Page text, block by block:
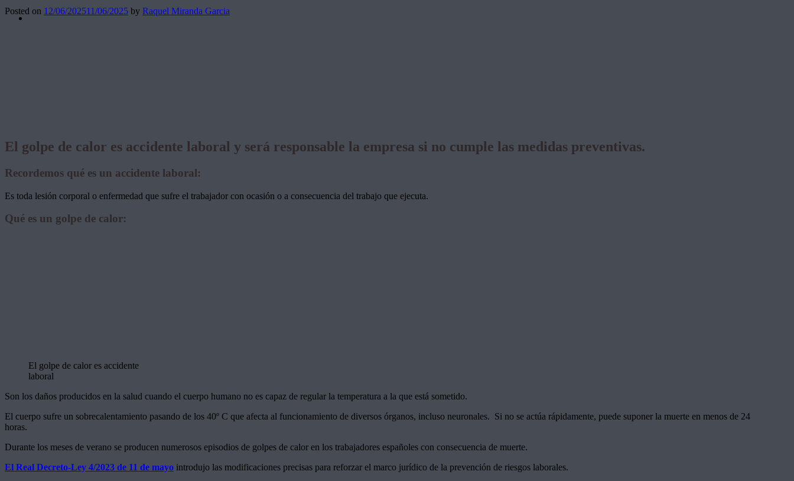
Posted on 12/06/202511/06/2025 by Raquel Miranda Garcia
El golpe de calor es accidente laboral y será responsable la empresa si no cumple las medidas preventivas.
Recordemos qué es un accidente laboral:
Es toda lesión corporal o enfermedad que sufre el trabajador con ocasión o a consecuencia del trabajo que ejecuta.
Qué es un golpe de calor:
El golpe de calor es accidente
laboral
Son los daños producidos en la salud cuando el cuerpo humano no es capaz de regular la temperatura a la que está sometido.
El cuerpo sufre un sobrecalentamiento pasando de los 40º C que afecta al funcionamiento de diversos órganos, incluso neuronales. Si no se actúa rápidamente, puede suponer la muerte en menos de 24
horas.
Durante los meses de verano se producen numerosos episodios de golpes de calor en los trabajadores españoles con consecuencia de muerte.
El Real Decreto-Ley 4/2023 de 11 de mayo introdujo las modificaciones precisas para reforzar el marco jurídico de la prevención de riesgos laborales.